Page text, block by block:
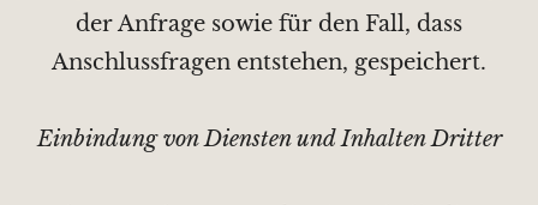
der Anfrage sowie für den Fall, dass
Anschlussfragen entstehen, gespeichert.
Einbindung von Diensten und Inhalten Dritter